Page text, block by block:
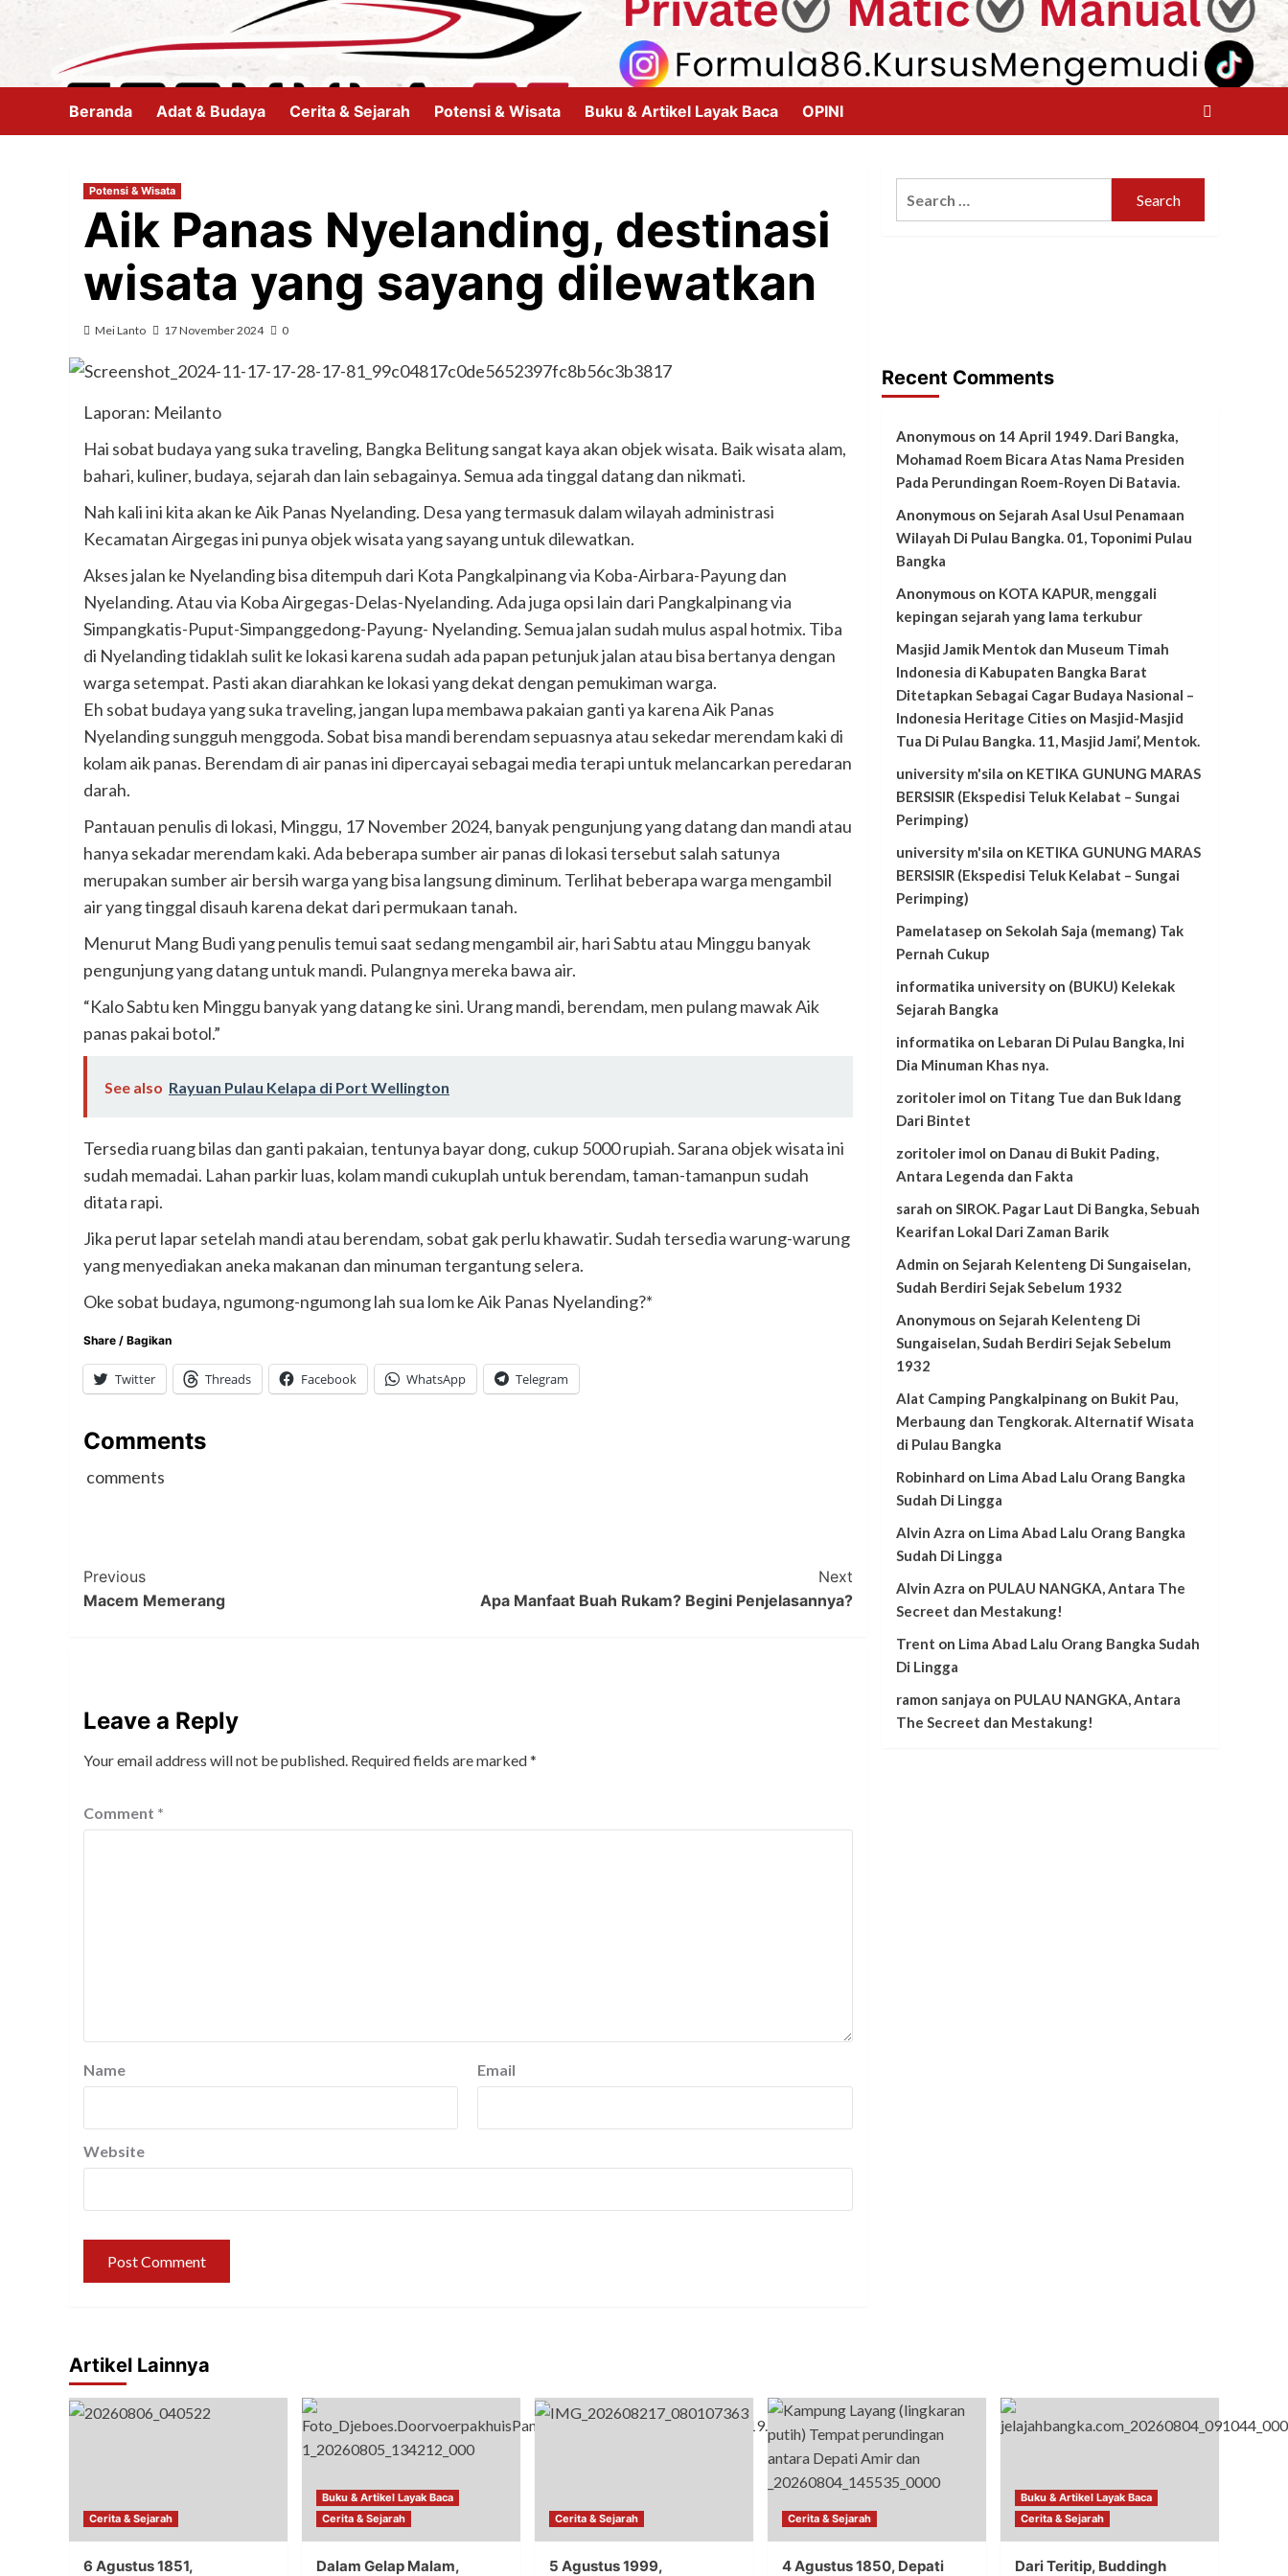
Beranda Adat & Budaya Cerita & Sejarah Potensi & Wisata Buku & Artikel Layak Baca OPINI
Potensi & Wisata
Aik Panas Nyelanding, destinasi
wisata yang sayang dilewatkan
Mei Lanto 17 November 2024 0
Laporan: Meilanto
Hai sobat budaya yang suka traveling, Bangka Belitung sangat kaya akan objek wisata. Baik wisata alam,
bahari, kuliner, budaya, sejarah dan lain sebagainya. Semua ada tinggal datang dan nikmati.
Nah kali ini kita akan ke Aik Panas Nyelanding. Desa yang termasuk dalam wilayah administrasi
Kecamatan Airgegas ini punya objek wisata yang sayang untuk dilewatkan.
Akses jalan ke Nyelanding bisa ditempuh dari Kota Pangkalpinang via Koba-Airbara-Payung dan
Nyelanding. Atau via Koba Airgegas-Delas-Nyelanding. Ada juga opsi lain dari Pangkalpinang via
Simpangkatis-Puput-Simpanggedong-Payung- Nyelanding. Semua jalan sudah mulus aspal hotmix. Tiba
di Nyelanding tidaklah sulit ke lokasi karena sudah ada papan petunjuk jalan atau bisa bertanya dengan
warga setempat. Pasti akan diarahkan ke lokasi yang dekat dengan pemukiman warga.
Eh sobat budaya yang suka traveling, jangan lupa membawa pakaian ganti ya karena Aik Panas
Nyelanding sungguh menggoda. Sobat bisa mandi berendam sepuasnya atau sekedar merendam kaki di
kolam aik panas. Berendam di air panas ini dipercayai sebagai media terapi untuk melancarkan peredaran
darah.
Pantauan penulis di lokasi, Minggu, 17 November 2024, banyak pengunjung yang datang dan mandi atau
hanya sekadar merendam kaki. Ada beberapa sumber air panas di lokasi tersebut salah satunya
merupakan sumber air bersih warga yang bisa langsung diminum. Terlihat beberapa warga mengambil
air yang tinggal disauh karena dekat dari permukaan tanah.
Menurut Mang Budi yang penulis temui saat sedang mengambil air, hari Sabtu atau Minggu banyak
pengunjung yang datang untuk mandi. Pulangnya mereka bawa air.
“Kalo Sabtu ken Minggu banyak yang datang ke sini. Urang mandi, berendam, men pulang mawak Aik
panas pakai botol.”
See also Rayuan Pulau Kelapa di Port Wellington
Tersedia ruang bilas dan ganti pakaian, tentunya bayar dong, cukup 5000 rupiah. Sarana objek wisata ini
sudah memadai. Lahan parkir luas, kolam mandi cukuplah untuk berendam, taman-tamanpun sudah
ditata rapi.
Jika perut lapar setelah mandi atau berendam, sobat gak perlu khawatir. Sudah tersedia warung-warung
yang menyediakan aneka makanan dan minuman tergantung selera.
Oke sobat budaya, ngumong-ngumong lah sua lom ke Aik Panas Nyelanding?*
Share / Bagikan
Twitter Threads Facebook WhatsApp Telegram
Comments
comments
Post
Navigation
Previous
Macem Memerang
Next
Apa Manfaat Buah Rukam? Begini Penjelasannya?
Leave a Reply
Your email address will not be published. Required fields are marked*
Comment *
Name Email
Website
Recent Comments
Anonymouson 14 April 1949. Dari Bangka,
Mohamad Roem Bicara Atas Nama Presiden
Pada Perundingan Roem-Royen Di Batavia.
Anonymouson Sejarah Asal Usul Penamaan
Wilayah Di Pulau Bangka. 01, Toponimi Pulau
Bangka
Anonymouson KOTA KAPUR, menggali
kepingan sejarah yang lama terkubur
Masjid Jamik Mentok dan Museum Timah
Indonesia di Kabupaten Bangka Barat
Ditetapkan Sebagai Cagar Budaya Nasional –
Indonesia Heritage Citieson Masjid-Masjid
Tua Di Pulau Bangka. 11, Masjid Jami’, Mentok.
university m'sila on KETIKA GUNUNG MARAS
BERSISIR (Ekspedisi Teluk Kelabat – Sungai
Perimping)
university m'sila on KETIKA GUNUNG MARAS
BERSISIR (Ekspedisi Teluk Kelabat – Sungai
Perimping)
Pamelatasep on Sekolah Saja (memang) Tak
Pernah Cukup
informatika universityon (BUKU) Kelekak
Sejarah Bangka
informatika on Lebaran Di Pulau Bangka, Ini
Dia Minuman Khas nya.
zoritoler imol on Titang Tue dan Buk Idang
Dari Bintet
zoritoler imol on Danau di Bukit Pading,
Antara Legenda dan Fakta
sarah on SIROK. Pagar Laut Di Bangka, Sebuah
Kearifan Lokal Dari Zaman Barik
Admin on Sejarah Kelenteng Di Sungaiselan,
Sudah Berdiri Sejak Sebelum 1932
Anonymouson Sejarah Kelenteng Di
Sungaiselan, Sudah Berdiri Sejak Sebelum
1932
Alat Camping Pangkalpinangon Bukit Pau,
Merbaung dan Tengkorak. Alternatif Wisata
di Pulau Bangka
Robinhard on Lima Abad Lalu Orang Bangka
Sudah Di Lingga
Alvin Azra on Lima Abad Lalu Orang Bangka
Sudah Di Lingga
Alvin Azra on PULAU NANGKA, Antara The
Secreet dan Mestakung!
Trent on Lima Abad Lalu Orang Bangka Sudah
Di Lingga
ramon sanjaya on PULAU NANGKA, Antara
The Secreet dan Mestakung!
Artikel Lainnya
Cerita & Sejarah
6 Agustus 1851,
Buku & Artikel Layak Baca
Cerita & Sejarah
Dalam Gelap Malam,
Cerita & Sejarah
5 Agustus 1999,
Cerita & Sejarah
4 Agustus 1850, Depati
Buku & Artikel Layak Baca
Cerita & Sejarah
Dari Teritip, Buddingh